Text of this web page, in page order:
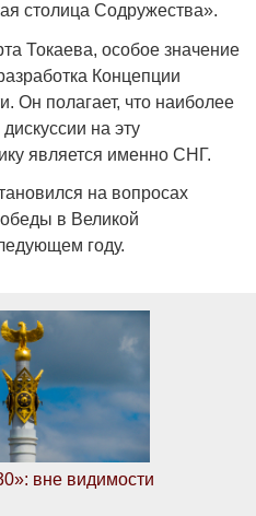
столица Содружества».
Токаева, особое значение
Концепции
Он полагает, что наиболее
на эту
является именно СНГ.
на вопросах
в Великой
году.
вне видимости